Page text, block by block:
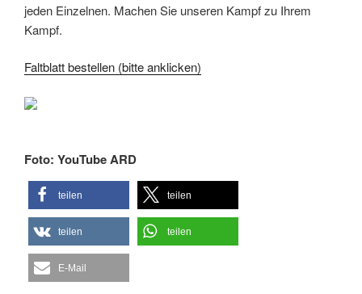
jeden Einzelnen. Machen Sie unseren Kampf zu Ihrem
Kampf.
Faltblatt bestellen (bitte anklicken)
Foto: YouTube ARD
teilen teilen
teilen teilen
E-Mail